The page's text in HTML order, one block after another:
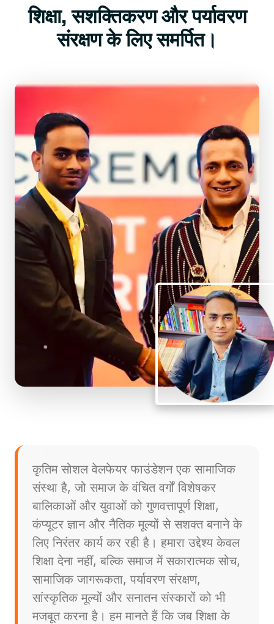
शिक्षा, सशक्तिकरण और पर्यावरण
संरक्षण के लिए समर्पित।
कृतिम सोशल वेलफेयर फाउंडेशन एक सामाजिक
संस्था है, जो समाज के वंचित वर्गों विशेषकर
बालिकाओं और युवाओं को गुणवत्तापूर्ण शिक्षा,
कंप्यूटर ज्ञान और नैतिक मूल्यों से सशक्त बनाने के
लिए निरंतर कार्य कर रही है। हमारा उद्देश्य केवल
शिक्षा देना नहीं, बल्कि समाज में सकारात्मक सोच,
सामाजिक जागरूकता, पर्यावरण संरक्षण,
सांस्कृतिक मूल्यों और सनातन संस्कारों को भी
मजबूत करना है। हम मानते हैं कि जब शिक्षा के